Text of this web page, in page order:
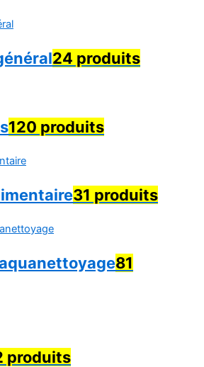
24 produits
120 produits
31 produits
81
produits